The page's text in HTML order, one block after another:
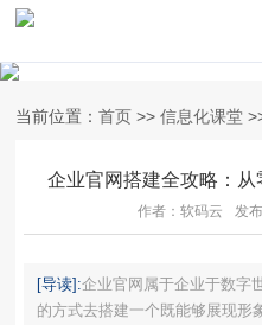
当前位置： 首页 >> 信息化课堂
企业官网搭建全攻略：
作者：软码云 发
[导读]:企业官网属于企业于数字
的方式去搭建一个既能够展现形